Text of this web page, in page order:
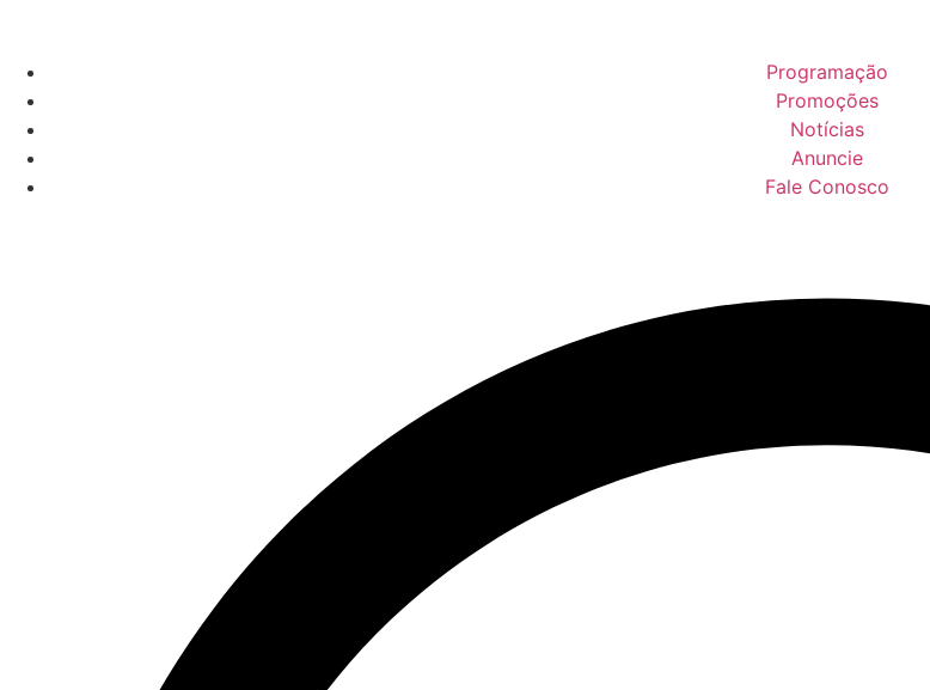
Programação
Promoções
Notícias
Anuncie
Fale Conosco